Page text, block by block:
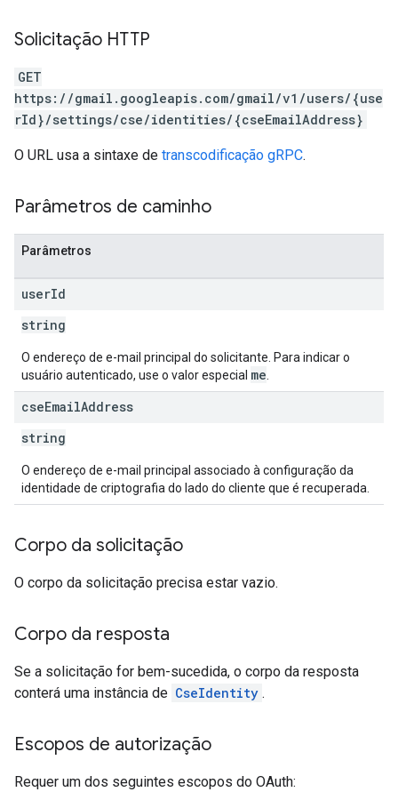
Solicitação HTTP
GET
https://gmail.googleapis.com/gmail/v1/users/{use
rId}/settings/cse/identities/{cseEmailAddress}
O URL usa a sintaxe de transcodificação gRPC.
Parâmetros de caminho
Parâmetros
userId
string
O endereço de e-mail principal do solicitante. Para indicar o
usuário autenticado, use o valor especial me
cseEmailAddress
string
O endereço de e-mail principal associado à configuração da
identidade de criptografia do lado do cliente que é recuperada.
Corpo da solicitação
O corpo da solicitação precisa estar vazio.
Corpo da resposta
Se a solicitação for bem-sucedida, o corpo da resposta
conterá uma instância de CseIdentity .
Escopos de autorização
Requer um dos seguintes escopos do OAuth: